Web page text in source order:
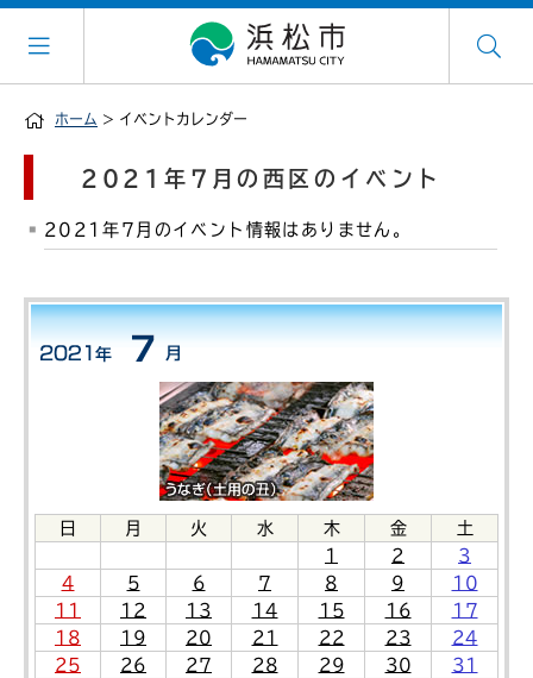
ホーム > イベントカレンダー
日 月 火 水 木 金
土
1
2
3
4
5 6 7 8 9
10
11
12 13 14 15 16
17
18
19 20 21 22 23
24
25
26 27 28 29 30 31
2021年7月の西区のイベント
2021年7月のイベント情報はありません。